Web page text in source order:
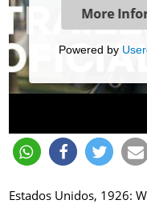
More
Powered by
Estados Unidos, 1926: